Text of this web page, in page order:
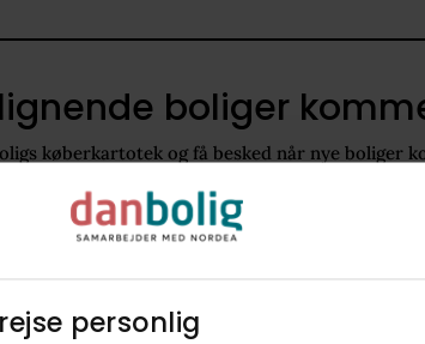
personlig​
boliger
køberkartotek og få besked når nye boliger
- 140 m2 Villa 5.400.000 kr. - 7.200.000 kr.
Opret med egne